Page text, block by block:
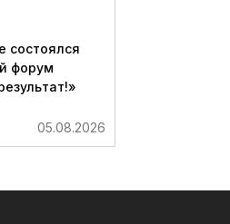
состоялся
форум
05.08.2026